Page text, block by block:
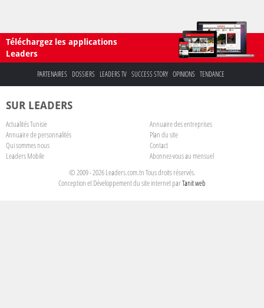
Téléchargez les applications
Leaders
PARTENAIRES DOSSIERS LEADERS TV SUCCESS STORY OPINIONS TENDANCE
SUR LEADERS
Actualités Tunisie
Annuaire des entreprises
Annuaire de personnalités
Plan du site
Qui sommes nous
Contact
Leaders Mobile
Abonnez-vous au mensuel
© 2009 - 2026 Leaders.com.tn Tous droits réservés.
Conception et Développement du site internet parTanit web